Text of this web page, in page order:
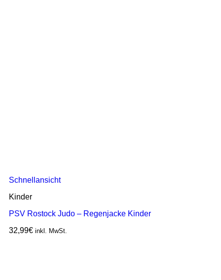
Schnellansicht
Kinder
PSV Rostock Judo – Regenjacke Kinder
32,99€ inkl. MwSt.